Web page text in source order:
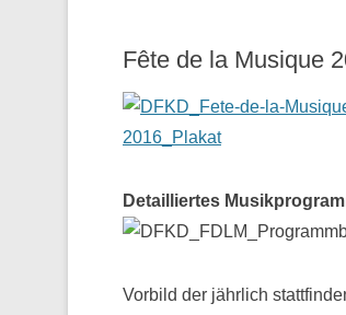
Fête de la Musique
Detailliertes
Vorbild der jährlich